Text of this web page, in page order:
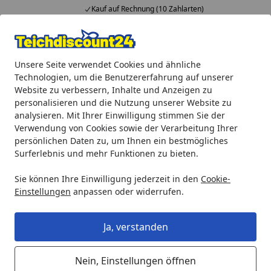
Unsere Seite verwendet Cookies und ähnliche
Technologien, um die Benutzererfahrung auf unserer
Website zu verbessern, Inhalte und Anzeigen zu
personalisieren und die Nutzung unserer Website zu
analysieren. Mit Ihrer Einwilligung stimmen Sie der
Verwendung von Cookies sowie der Verarbeitung Ihrer
persönlichen Daten zu, um Ihnen ein bestmögliches
Surferlebnis und mehr Funktionen zu bieten.
Sie können Ihre Einwilligung jederzeit in den Cookie-
Einstellungen anpassen oder widerrufen.
Ja, verstanden
Nein, Einstellungen öffnen
Kauf auf Rechnung (10 Zahlarten)
Alle Produkte
Mein Konto
Suchen
Startseite
Oase Ersatzteil Filterschale oben für AquaMax Twin (18277)
Oase Ersatzteil Filterschale oben für
AquaMax Twin (18277)